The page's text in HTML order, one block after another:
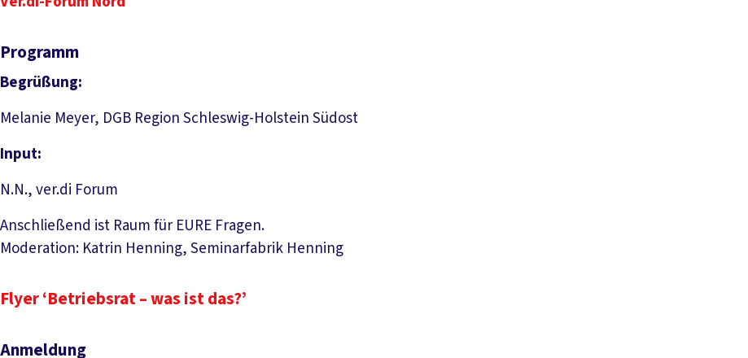
Programm
Begrüßung:
Melanie Meyer, DGB Region Schleswig-Holstein Südost
Input:
N.N., ver.di Forum
Anschließend ist Raum für EURE Fragen.
Moderation: Katrin Henning, Seminarfabrik Henning
Flyer ‘Betriebsrat – was ist das?’
Anmeldung